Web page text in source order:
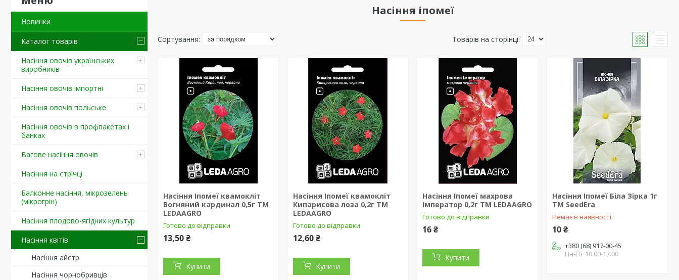
Новинки
Каталог товарів
Насіння овочів українських
виробників
Насіння овочів імпортні
Насіння овочів польське
Насіння овочів в профпакетах і
банках
Вагове насіння овочів
Насіння на стрічці
Балконне насіння, мікрозелень
(мікрогрін)
Насіння плодово-ягідних культур
Насіння квітів
Насіння айстр
Насіння чорнобривців
Насіння іпомеї
Насіння Іпомеї квамокліт
Вогняний кардинал 0,5г ТМ
LEDAAGRO
Готово до відправки
13,50 ₴
Купити
Насіння Іпомеї квамокліт
Кипарисова лоза 0,2г ТМ
LEDAAGRO
Готово до відправки
12,60 ₴
Купити
Насіння Іпомеї махрова
Імператор 0,2г ТМ LEDAAGRO
Готово до відправки
16 ₴
Купити
Насіння Іпомеї Біла Зірка 1г
ТМ SeedEra
Немає в наявності
10 ₴
+380 (68) 917-00-45
Пн-Пт 10.00-17.00